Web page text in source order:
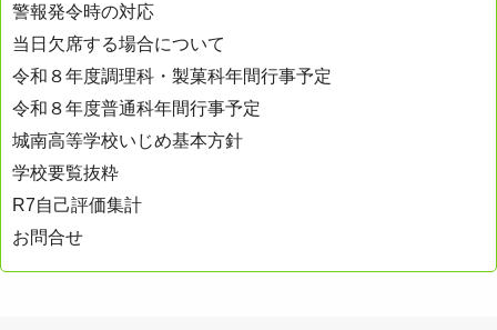
警報発令時の対応
当日欠席する場合について
令和８年度調理科・製菓科年間行事予定
令和８年度普通科年間行事予定
城南高等学校いじめ基本方針
学校要覧抜粋
R7自己評価集計
お問合せ